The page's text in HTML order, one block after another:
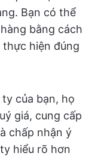
Bạn có thể
bằng cách
hiện đúng
của bạn, họ
giá, cung cấp
chấp nhận ý
hiểu rõ hơn